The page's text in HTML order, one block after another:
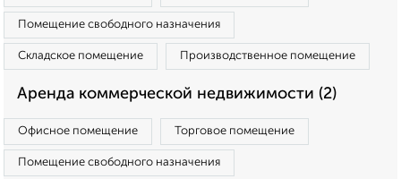
Помещение свободного назначения
Складское помещение Производственное помещение
Аренда коммерческой недвижимости (2)
Офисное помещение Торговое помещение
Помещение свободного назначения